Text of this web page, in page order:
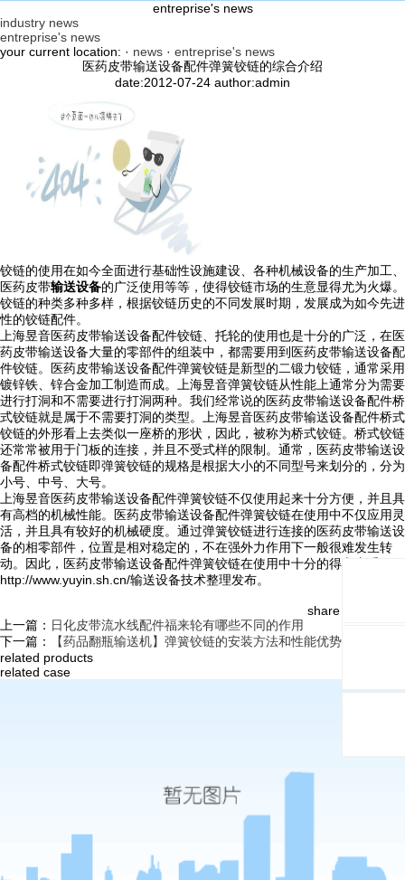
entreprise's news
industry news
entreprise's news
your current location: · news · entreprise's news
医药皮带输送设备配件弹簧铰链的综合介绍
date:2012-07-24 author:admin
铰链的使用在如今全面进行基础性设施建设、各种机械设备的生产加工、
医药皮带输送设备的广泛使用等等，使得铰链市场的生意显得尤为火爆。
铰链的种类多种多样，根据铰链历史的不同发展时期，发展成为如今先进
性的铰链配件。
上海昱音医药皮带输送设备配件铰链、托轮的使用也是十分的广泛，在医
药皮带输送设备大量的零部件的组装中，都需要用到医药皮带输送设备配
件铰链。医药皮带输送设备配件弹簧铰链是新型的二锻力铰链，通常采用
镀锌铁、锌合金加工制造而成。上海昱音弹簧铰链从性能上通常分为需要
进行打洞和不需要进行打洞两种。我们经常说的医药皮带输送设备配件桥
式铰链就是属于不需要打洞的类型。上海昱音医药皮带输送设备配件桥式
铰链的外形看上去类似一座桥的形状，因此，被称为桥式铰链。桥式铰链
还常常被用于门板的连接，并且不受式样的限制。通常，医药皮带输送设
备配件桥式铰链即弹簧铰链的规格是根据大小的不同型号来划分的，分为
小号、中号、大号。
上海昱音医药皮带输送设备配件弹簧铰链不仅使用起来十分方便，并且具
有高档的机械性能。医药皮带输送设备配件弹簧铰链在使用中不仅应用灵
活，并且具有较好的机械硬度。通过弹簧铰链进行连接的医药皮带输送设
备的相零部件，位置是相对稳定的，不在强外力作用下一般很难发生转
动。因此，医药皮带输送设备配件弹簧铰链在使用中十分的得心应手。
http://www.yuyin.sh.cn/输送设备技术整理发布。
share and follow:
上一篇： 日化皮带流水线配件福来轮有哪些不同的作用
下一篇：
【药品翻瓶输送机】弹簧铰链的安装方法和性能优势
related products
related case